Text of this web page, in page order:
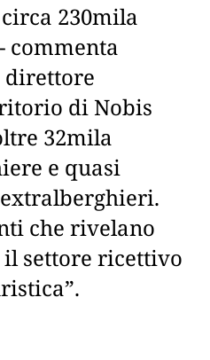
230mila
commenta
direttore
di Nobis
32mila
e quasi
che rivelano
settore ricettivo